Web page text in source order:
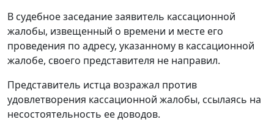
В судебное заседание заявитель кассационной
жалобы, извещенный о времени и месте его
проведения по адресу, указанному в кассационной
жалобе, своего представителя не направил.
Представитель истца возражал против
удовлетворения кассационной жалобы, ссылаясь на
несостоятельность ее доводов.